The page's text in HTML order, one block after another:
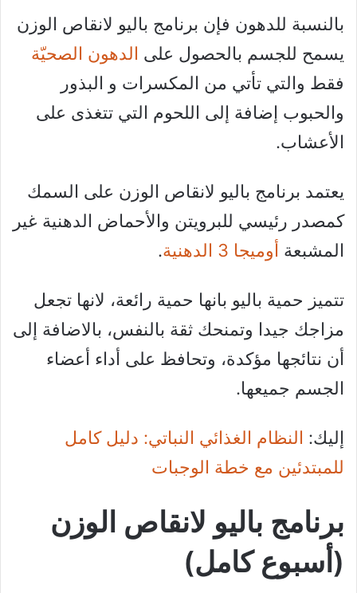
بالنسبة للدهون فإن برنامج باليو لانقاص الوزن
يسمح للجسم بالحصول على الدهون الصحيّة
فقط والتي تأتي من المكسرات و البذور
والحبوب إضافة إلى اللحوم التي تتغذى على
الأعشاب.
يعتمد برنامج باليو لانقاص الوزن على السمك
كمصدر رئيسي للبرويتن والأحماض الدهنية غير
المشبعة أوميجا 3 الدهنية .
تتميز حمية باليو بانها حمية رائعة، لانها تجعل
مزاجك جيدا وتمنحك ثقة بالنفس، بالاضافة إلى
أن نتائجها مؤكدة، وتحافظ على أداء أعضاء
الجسم جميعها.
إليك: النظام الغذائي النباتي: دليل كامل
للمبتدئين مع خطة الوجبات
برنامج باليو لانقاص الوزن
(أسبوع كامل)